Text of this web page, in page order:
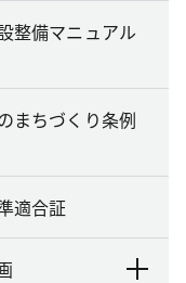
整備マニュアル
まちづくり条例
適合証